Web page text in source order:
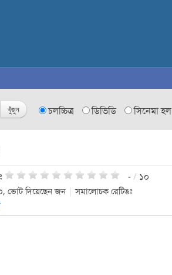
খুঁজুন চলচ্চিত্র ডিভিডি সিনেমা হল
- / ১০
ভোট দিয়েছেন জন
সমালোচক রেটিঙঃ